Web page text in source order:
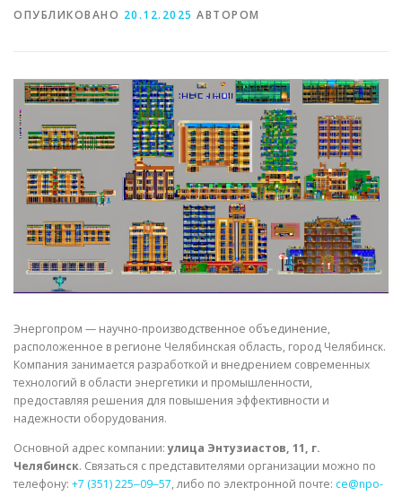
СВОЙСТВА МЕТАЛЛОВ СОРТА МЕТАЛЛОВ
СТАТЬИ
ОПУБЛИКОВАНО 20.12.2025 АВТОРОМ
Энергопром — научно-производственное объединение,
расположенное в регионе Челябинская область, город Челябинск.
Компания занимается разработкой и внедрением современных
технологий в области энергетики и промышленности,
предоставляя решения для повышения эффективности и
надежности оборудования.
Основной адрес компании:улица Энтузиастов, 11, г.
Челябинск. Связаться с представителями организации можно по
телефону: +7 (351) 225‒09‒57, либо по электронной почте: ce@npo-